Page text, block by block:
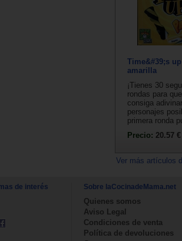
Time&#39;s
amarilla
¡Tienes 30
rondas para
consiga
personajes
primera ronda
Precio: 20.57 €
Ver más artículos
de interés Sobre laCocinadeMama.net
Quienes somos
Aviso Legal
Condiciones de venta
Política de devoluciones